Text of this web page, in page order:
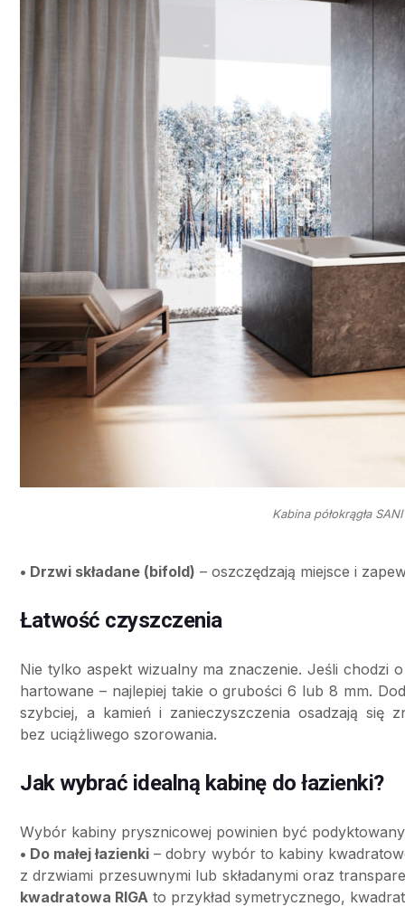
Kabina półokrągła
• Drzwi składane (bifold) – oszczędzają miejsce i
Łatwość czyszczenia
Nie tylko aspekt wizualny ma znaczenie. Jeśli chodzi
hartowane – najlepiej takie o grubości 6 lub 8 mm.
szybciej, a kamień i zanieczyszczenia osadzają się
bez uciążliwego szorowania.
Jak wybrać idealną kabinę do łazienki?
Wybór kabiny prysznicowej powinien być
• Do małej łazienki – dobry wybór to kabiny
z drzwiami przesuwnymi lub składanymi oraz
kwadratowa RIGA to przykład symetrycznego,